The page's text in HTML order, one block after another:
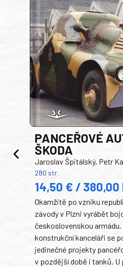
PANCEŘOVÉ
ŠKODA
Jaroslav Špitálský, Petr
280 str.
14,50 € / 380,00
Okamžitě po vzniku
závody v Plzni vyrábět
československou
konstrukční kanceláři se
jedinečné projekty
v pozdější době i tanků.